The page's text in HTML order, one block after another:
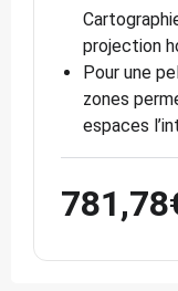
projection
Pour une
zones
espaces